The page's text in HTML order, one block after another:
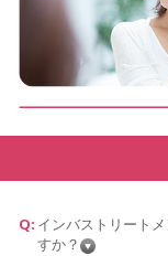
インバストリート
すか？